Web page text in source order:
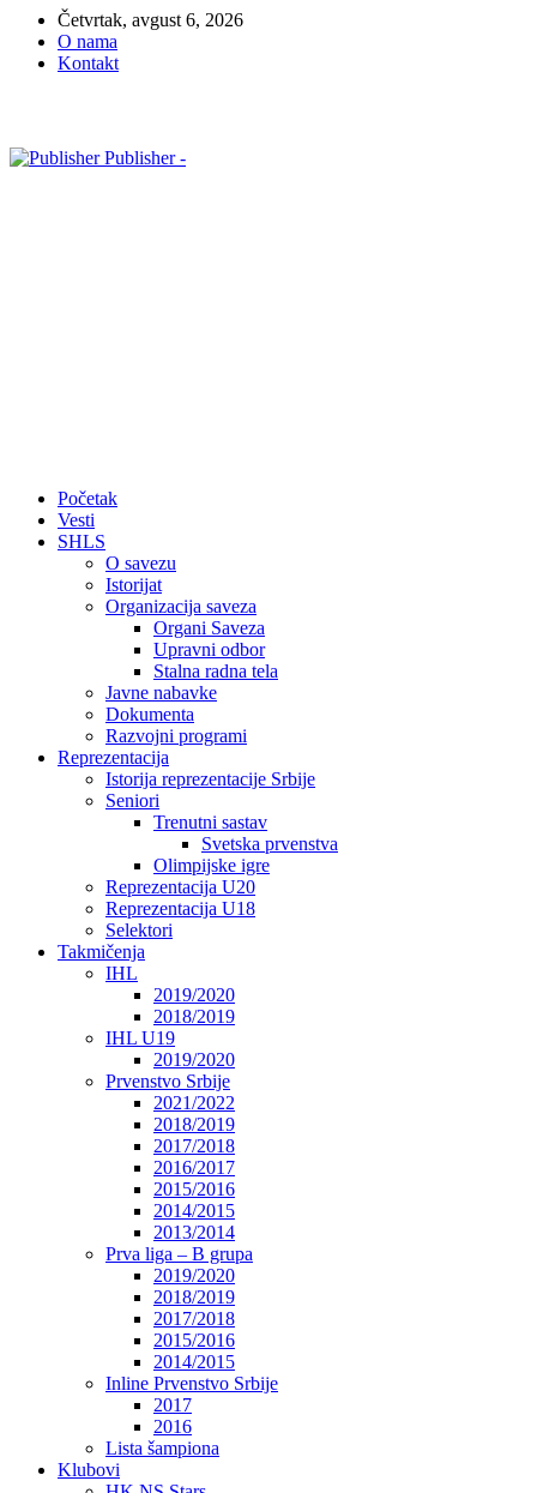
Četvrtak, avgust 6, 2026
O nama
Kontakt
Publisher -
Početak
Vesti
SHLS
O savezu
Istorijat
Organizacija saveza
Organi Saveza
Upravni odbor
Stalna radna tela
Javne nabavke
Dokumenta
Razvojni programi
Reprezentacija
Istorija reprezentacije Srbije
Seniori
Trenutni sastav
Svetska prvenstva
Olimpijske igre
Reprezentacija U20
Reprezentacija U18
Selektori
Takmičenja
IHL
2019/2020
2018/2019
IHL U19
2019/2020
Prvenstvo Srbije
2021/2022
2018/2019
2017/2018
2016/2017
2015/2016
2014/2015
2013/2014
Prva liga – B grupa
2019/2020
2018/2019
2017/2018
2015/2016
2014/2015
Inline Prvenstvo Srbije
2017
2016
Lista šampiona
Klubovi